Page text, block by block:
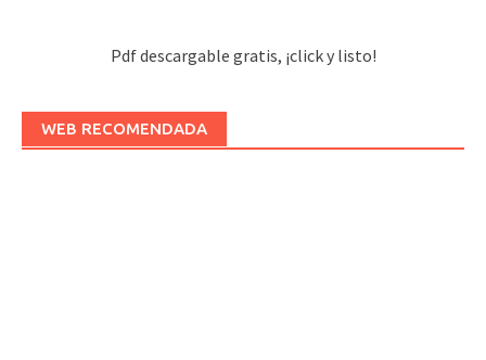
Pdf descargable gratis, ¡click y listo!
WEB RECOMENDADA